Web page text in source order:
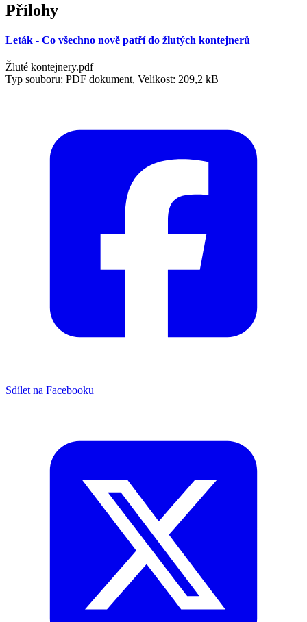
Přílohy
Leták - Co všechno nově patří do žlutých kontejnerů
Žluté kontejnery.pdf
Typ souboru: PDF dokument, Velikost: 209,2 kB
Sdílet na Facebooku